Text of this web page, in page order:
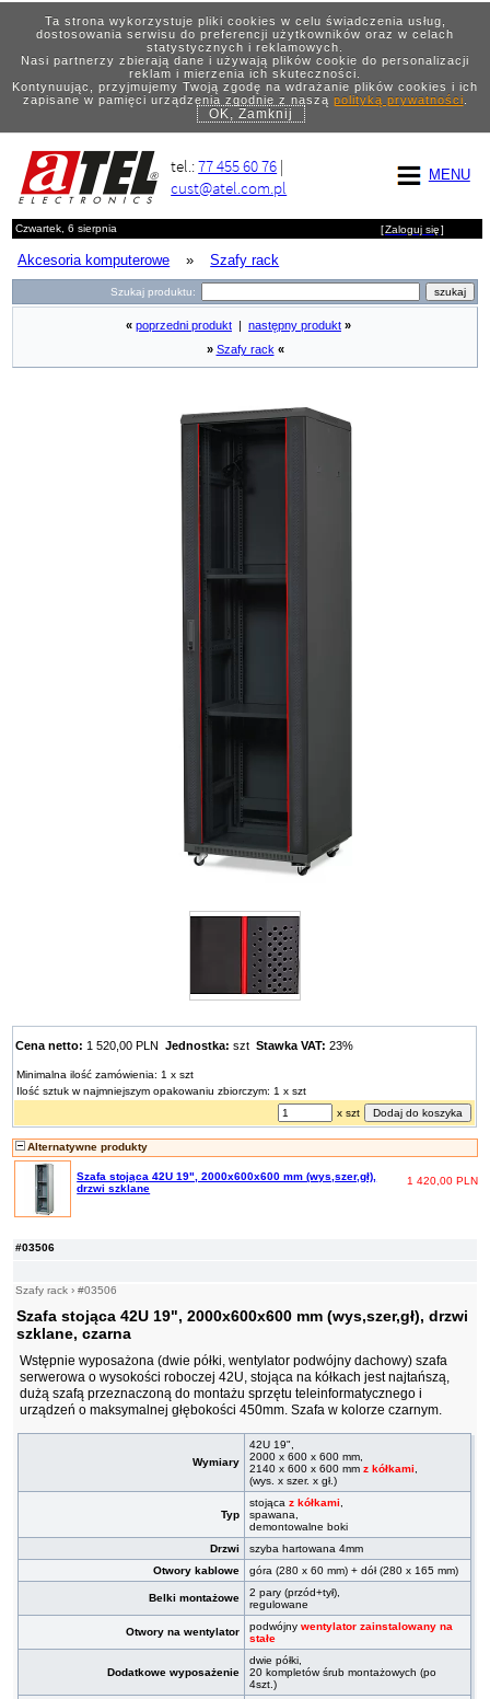
Ta strona wykorzystuje pliki cookies w celu świadczenia usług,
dostosowania serwisu do preferencji użytkowników oraz w celach
statystycznych i reklamowych.
Nasi partnerzy zbierają dane i używają plików cookie do personalizacji
reklam i mierzenia ich skuteczności.
Kontynuując, przyjmujemy Twoją zgodę na wdrażanie plików cookies i ich
zapisane w pamięci urządzenia zgodnie z naszą polityką prywatności.
OK, Zamknij
MENU
tel.:77 455 60 76 |
cust@atel.com.pl
Czwartek, 6 sierpnia [Zaloguj się]
Akcesoria komputerowe » Szafy rack
Szukaj produktu:
#03506
Szafy rack ›#03506
Szafa stojąca 42U 19", 2000x600x600 mm (wys,szer,gł), drzwi
szklane, czarna
Wstępnie wyposażona (dwie półki, wentylator podwójny dachowy) szafa
serwerowa o wysokości roboczej 42U, stojąca na kółkach jest najtańszą,
dużą szafą przeznaczoną do montażu sprzętu teleinformatycznego i
urządzeń o maksymalnej głębokości 450mm. Szafa w kolorze czarnym.
Wymiary
42U 19",
2000 x 600 x 600 mm,
2140 x 600 x 600 mmz kółkami,
(wys. x szer. x gł.)
Typ
stojącaz kółkami,
spawana,
demontowalne boki
Drzwi
szyba hartowana 4mm
Otwory kablowe
góra (280 x 60 mm) + dół (280 x 165 mm)
Belki montażowe
2 pary (przód+tył),
regulowane
Otwory na wentylator podwójnywentylator zainstalowany na
stałe
Dodatkowe wyposażenie
dwie półki,
20 kompletów śrub montażowych (po
4szt.)
« poprzedni produkt następny produkt »
» Szafy rack «
Cena netto: 1 520,00 PLNJednostka: sztStawka VAT: 23%
Minimalna ilość zamówienia: 1 x szt
Ilość sztuk w najmniejszym opakowaniu zbiorczym: 1 x szt
x szt
Alternatywne produkty
1 420,00 PLN
Szafa stojąca 42U 19", 2000x600x600 mm (wys,szer,gł),
drzwi szklane